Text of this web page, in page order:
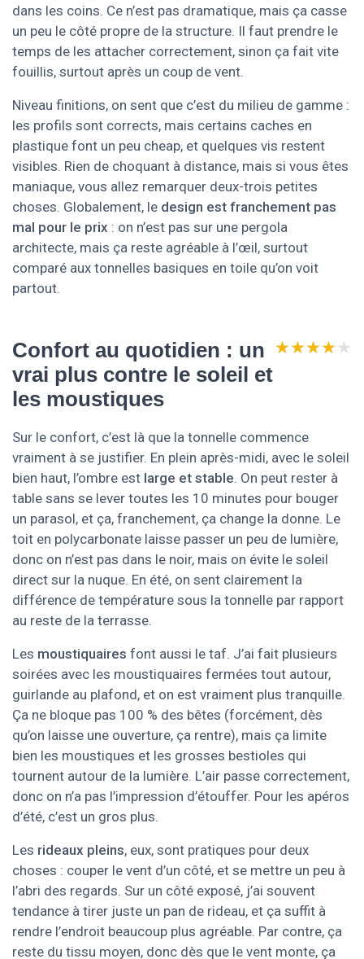
dans les coins. Ce n’est pas dramatique, mais ça casse
un peu le côté propre de la structure. Il faut prendre le
temps de les attacher correctement, sinon ça fait vite
fouillis, surtout après un coup de vent.
Niveau finitions, on sent que c’est du milieu de gamme :
les profils sont corrects, mais certains caches en
plastique font un peu cheap, et quelques vis restent
visibles. Rien de choquant à distance, mais si vous êtes
maniaque, vous allez remarquer deux-trois petites
choses. Globalement, le design est franchement pas
mal pour le prix : on n’est pas sur une pergola
architecte, mais ça reste agréable à l’œil, surtout
comparé aux tonnelles basiques en toile qu’on voit
partout.
Confort au quotidien : un
vrai plus contre le soleil et
les moustiques
★★★★★
★★★★★
Sur le confort, c’est là que la tonnelle commence
vraiment à se justifier. En plein après-midi, avec le soleil
bien haut, l’ombre est large et stable. On peut rester à
table sans se lever toutes les 10 minutes pour bouger
un parasol, et ça, franchement, ça change la donne. Le
toit en polycarbonate laisse passer un peu de lumière,
donc on n’est pas dans le noir, mais on évite le soleil
direct sur la nuque. En été, on sent clairement la
différence de température sous la tonnelle par rapport
au reste de la terrasse.
Les moustiquaires font aussi le taf. J’ai fait plusieurs
soirées avec les moustiquaires fermées tout autour,
guirlande au plafond, et on est vraiment plus tranquille.
Ça ne bloque pas 100 % des bêtes (forcément, dès
qu’on laisse une ouverture, ça rentre), mais ça limite
bien les moustiques et les grosses bestioles qui
tournent autour de la lumière. L’air passe correctement,
donc on n’a pas l’impression d’étouffer. Pour les apéros
d’été, c’est un gros plus.
Les rideaux pleins, eux, sont pratiques pour deux
choses : couper le vent d’un côté, et se mettre un peu à
l’abri des regards. Sur un côté exposé, j’ai souvent
tendance à tirer juste un pan de rideau, et ça suffit à
rendre l’endroit beaucoup plus agréable. Par contre, ça
reste du tissu moyen, donc dès que le vent monte, ça